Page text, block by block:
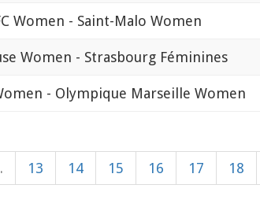
Women - Saint-Malo Women
Women - Strasbourg Féminines
- Olympique Marseille Women
13 14 15 16 17 18